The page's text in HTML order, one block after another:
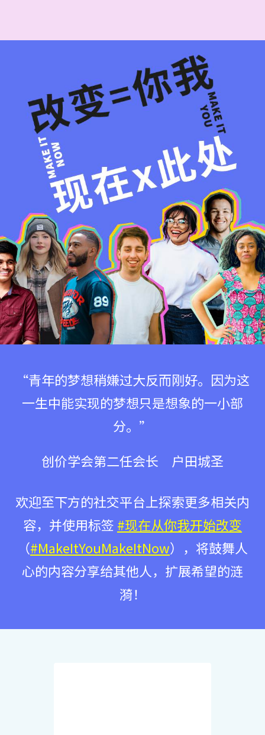
“青年的梦想稍嫌过大反而刚好。因为这
一生中能实现的梦想只是想象的一小部
分。”
创价学会第二任会长 户田城圣
欢迎至下方的社交平台上探索更多相关内
容，并使用标签 #现在从你我开始改变
（#MakeItYouMakeItNow），将鼓舞人
心的内容分享给其他人，扩展希望的涟
漪！